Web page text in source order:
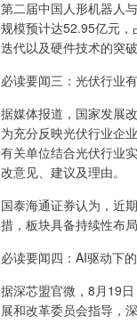
第二届中国人形机器人
规模预计达52.95亿元
迭代以及硬件技术的突
必读要闻三：光伏行业
据媒体报道，国家发展
为充分反映光伏行业企
有关单位结合光伏行业
改意见、建议及理由。
国泰海通证券认为，近
措，板块具备持续性布局
必读要闻四：AI驱动下
据深芯盟官微，8月19
展和改革委员会指导，